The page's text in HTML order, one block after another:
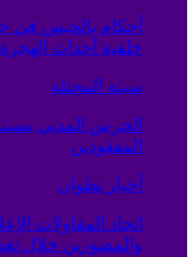
أحكام بالحبس في
خلفية أحداث
سبته المحتلة
الحرس المدني
المفقودين
أخبار تطوان
اتحاد المقاولات
والمصورين خلال